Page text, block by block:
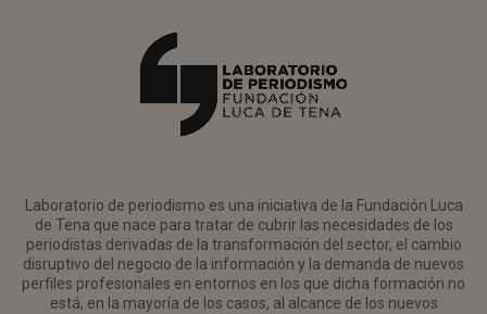
Laboratorio de periodismo es una iniciativa de la Fundación Luca
de Tena que nace para tratar de cubrir las necesidades de los
periodistas derivadas de la transformación del sector, el cambio
disruptivo del negocio de la información y la demanda de nuevos
perfiles profesionales en entornos en los que dicha formación no
está, en la mayoría de los casos, al alcance de los nuevos